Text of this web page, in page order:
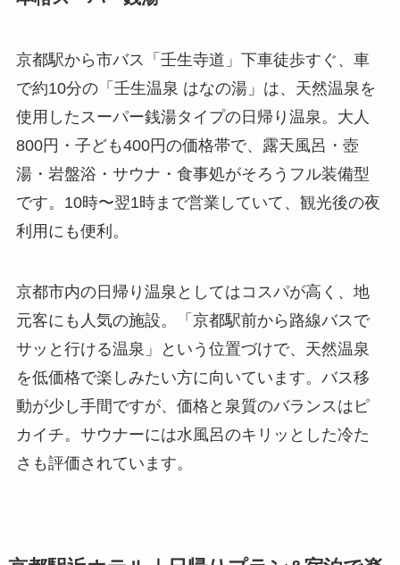
京都駅から市バス「壬生寺道」下車徒歩すぐ、車
で約10分の「壬生温泉 はなの湯」は、天然温泉を
使用したスーパー銭湯タイプの日帰り温泉。大人
800円・子ども400円の価格帯で、露天風呂・壺
湯・岩盤浴・サウナ・食事処がそろうフル装備型
です。10時〜翌1時まで営業していて、観光後の夜
利用にも便利。
京都市内の日帰り温泉としてはコスパが高く、地
元客にも人気の施設。「京都駅前から路線バスで
サッと行ける温泉」という位置づけで、天然温泉
を低価格で楽しみたい方に向いています。バス移
動が少し手間ですが、価格と泉質のバランスはピ
カイチ。サウナーには水風呂のキリッとした冷た
さも評価されています。